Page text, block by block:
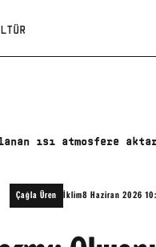
ısı atmosfere
Çağla Üren İklim8 Haziran 2026